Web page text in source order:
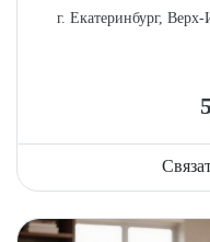
г. Екатеринбург,